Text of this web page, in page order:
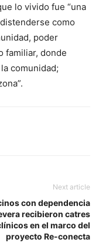
lo vivido fue “una
como
poder
familiar, donde
comunidad;
Next article
con dependencia
recibieron catres
en el marco del
proyecto Re-conecta